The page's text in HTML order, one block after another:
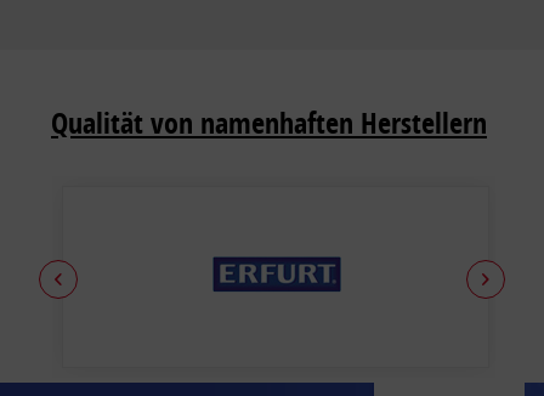
Qualität von namenhaften Herstellern